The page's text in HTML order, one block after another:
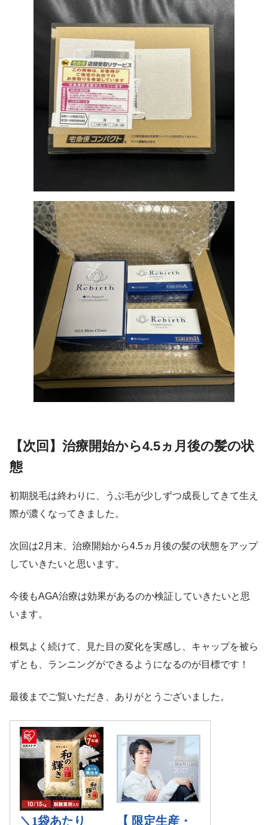
【次回】治療開始から4.5ヵ月後の髪の状
態
初期脱毛は終わりに、うぶ毛が少しずつ成長してきて生え
際が濃くなってきました。
次回は2月末、治療開始から4.5ヵ月後の髪の状態をアップ
していきたいと思います。
今後もAGA治療は効果があるのか検証していきたいと思
います。
根気よく続けて、見た目の変化を実感し、キャップを被ら
ずとも、ランニングができるようになるのが目標です！
最後までご覧いただき、ありがとうございました。